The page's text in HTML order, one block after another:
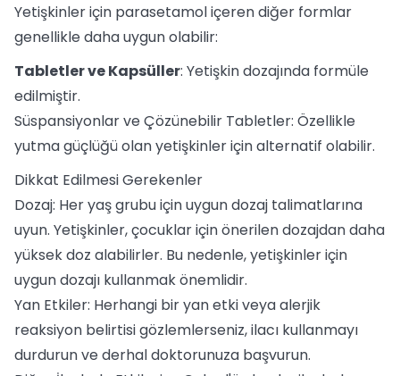
Yetişkinler için parasetamol içeren diğer formlar
genellikle daha uygun olabilir:
Tabletler ve Kapsüller: Yetişkin dozajında formüle
edilmiştir.
Süspansiyonlar ve Çözünebilir Tabletler: Özellikle
yutma güçlüğü olan yetişkinler için alternatif olabilir.
Dikkat Edilmesi Gerekenler
Dozaj: Her yaş grubu için uygun dozaj talimatlarına
uyun. Yetişkinler, çocuklar için önerilen dozajdan daha
yüksek doz alabilirler. Bu nedenle, yetişkinler için
uygun dozajı kullanmak önemlidir.
Yan Etkiler: Herhangi bir yan etki veya alerjik
reaksiyon belirtisi gözlemlerseniz, ilacı kullanmayı
durdurun ve derhal doktorunuza başvurun.